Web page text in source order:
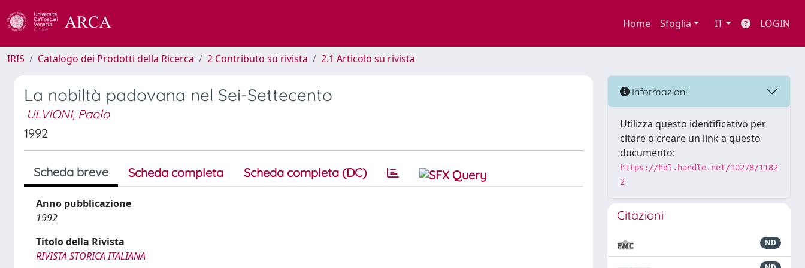
Home Sfoglia IT LOGIN
IRIS Catalogo dei Prodotti della Ricerca 2 Contributo su rivista 2.1 Articolo su rivista
La nobiltà padovana nel Sei-Settecento
ULVIONI, Paolo
1992
Scheda breve Scheda completa Scheda completa (DC)
Anno pubblicazione
1992
Titolo della Rivista
RIVISTA STORICA ITALIANA
Informazioni
Utilizza questo identificativo per
citare o creare un link a questo
documento:
https://hdl.handle.net/10278/1182
2
Citazioni
ND